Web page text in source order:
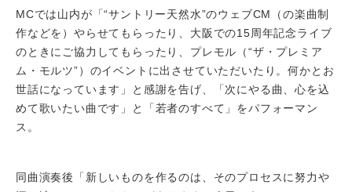
MCでは山内が「“サントリー天然水”のウェブCM（の楽曲制
作などを）やらせてもらったり、大阪での15周年記念ライブ
のときにご協力してもらったり、プレモル（“ザ・プレミア
ム・モルツ”）のイベントに出させていただいたり。何かとお
世話になっています」と感謝を告げ、「次にやる曲、心を込
めて歌いたい曲です」と「若者のすべて」をパフォーマン
ス。
同曲演奏後「新しいものを作るのは、そのプロセスに努力や